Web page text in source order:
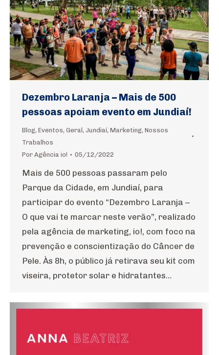
Dezembro Laranja – Mais de 500
pessoas apoiam evento em Jundiaí!
Blog, Eventos, Geral , Jundiaí, Marketing, Nossos
Trabalhos
Por Agência io! 05/12/2022
Mais de 500 pessoas passaram pelo
Parque da Cidade, em Jundiaí, para
participar do evento “Dezembro Laranja –
O que vai te marcar neste verão”, realizado
pela agência de marketing, io!, com foco na
prevenção e conscientização do Câncer de
Pele. Às 8h, o público já retirava seu kit com
viseira, protetor solar e hidratantes…